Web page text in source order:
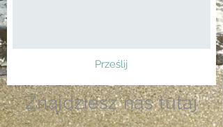
Prześlij
Znajdziesz nas tutaj